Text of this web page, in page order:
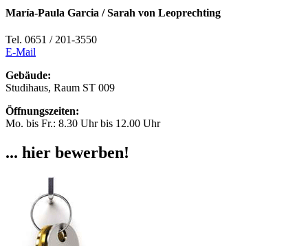
María-Paula Garcia / Sarah von Leoprechting
Tel. 0651 / 201-3550
E-Mail
Gebäude:
Studihaus, Raum ST 009
Öffnungszeiten:
Mo. bis Fr.: 8.30 Uhr bis 12.00 Uhr
... hier bewerben!